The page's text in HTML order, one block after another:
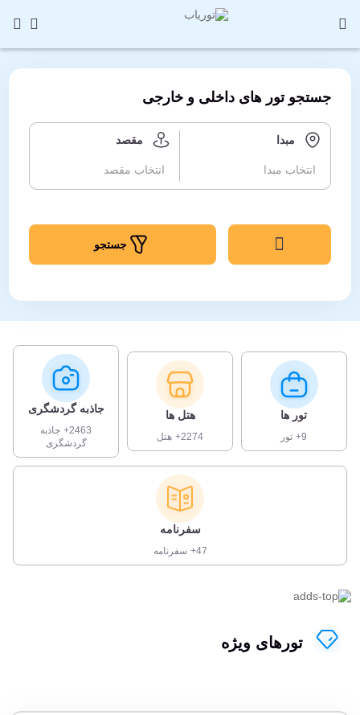
جستجو تور های داخلی و خارجی
مبدا
انتخاب مبدا
مقصد
انتخاب مقصد
جستجو
تور ها
9+ تور
هتل ها
2274+ هتل
جاذبه گردشگری
2463+
جاذبه
گردشگری
سفرنامه
47+ سفرنامه
تورهای ویژه